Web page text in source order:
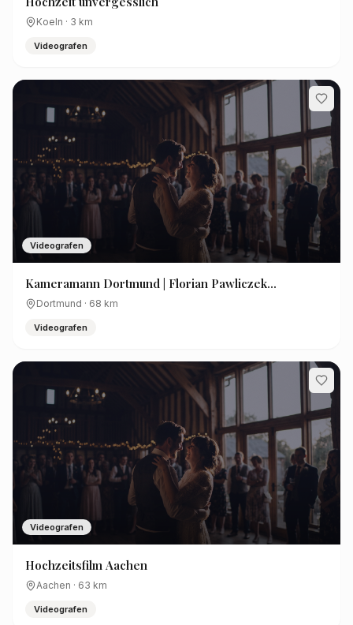
Koeln · 3 km
Videografen
Videografen
Kameramann Dortmund | Florian Pawliczek
Filmproduktion
Dortmund · 68 km
Videografen
Videografen
Hochzeitsfilm Aachen
Aachen · 63 km
Videografen